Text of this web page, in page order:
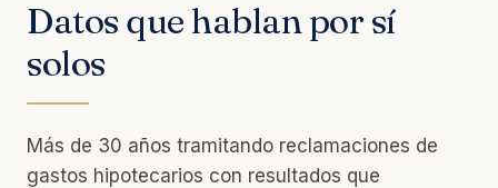
Datos que hablan por sí
solos
Más de 30 años tramitando reclamaciones de
gastos hipotecarios con resultados que